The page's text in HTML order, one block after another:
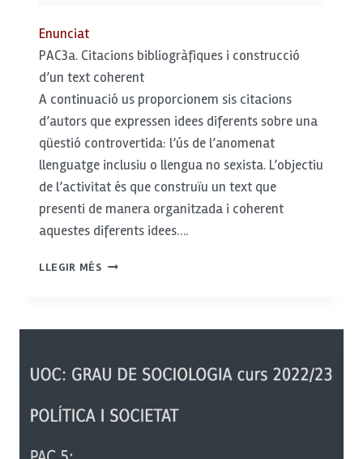
Enunciat
PAC3a. Citacions bibliogràfiques i construcció
d’un text coherent
A continuació us proporcionem sis citacions
d’autors que expressen idees diferents sobre una
qüestió controvertida: l’ús de l’anomenat
llenguatge inclusiu o llengua no sexista. L’objectiu
de l’activitat és que construïu un text que
presenti de manera organitzada i coherent
aquestes diferents idees….
LLEGIR MÉSCITACIONS,